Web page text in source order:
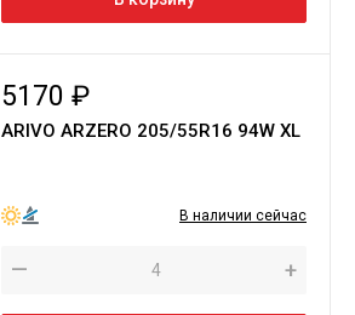
5170 ₽
ARIVO ARZERO 205/55R16 94W XL
В наличии сейчас
— +